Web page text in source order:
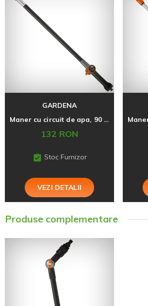
GARDENA
Maner cu circuit de apa, 90 cm
132 RON
Stoc Furnizor
VEZI DETALII
Produse complementare